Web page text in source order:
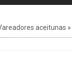
aceitunas »